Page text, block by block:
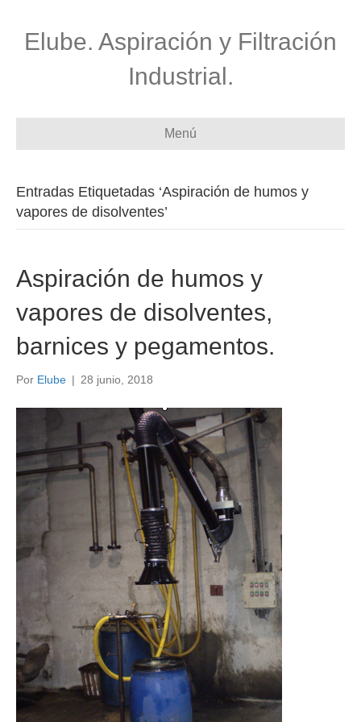
Elube. Aspiración y Filtración
Industrial.
Menú
Entradas Etiquetadas ‘Aspiración de humos y
vapores de disolventes’
Aspiración de humos y
vapores de disolventes,
barnices y pegamentos.
Por Elube | 28 junio, 2018